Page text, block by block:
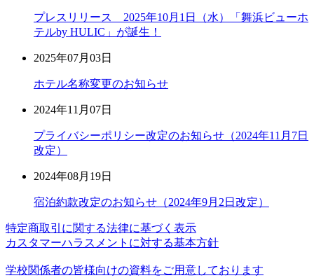
プレスリリース 2025年10月1日（水）「舞浜ビューホ
テルby HULIC」が誕生！
2025年07月03日
ホテル名称変更のお知らせ
2024年11月07日
プライバシーポリシー改定のお知らせ（2024年11月7日
改定）
2024年08月19日
宿泊約款改定のお知らせ（2024年9月2日改定）
特定商取引に関する法律に基づく表示
カスタマーハラスメントに対する基本方針
学校関係者の皆様向けの資料をご用意しております